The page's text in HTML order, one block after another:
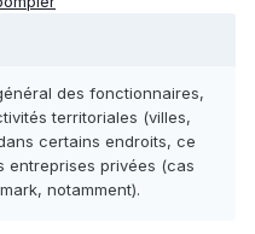
des fonctionnaires,
territoriales (villes,
certains endroits, ce
entreprises privées (cas
notamment).